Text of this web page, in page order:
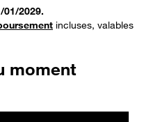
2029.
incluses, valables
moment